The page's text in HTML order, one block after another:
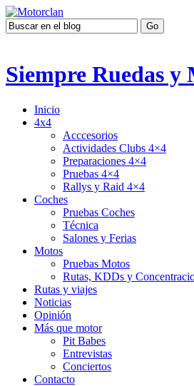
Siempre Ruedas y
Inicio
4x4
Acccesorios
Actividades Clubs 4×4
Preparaciones 4×4
Pruebas 4×4
Rallys y Raid 4×4
Coches
Pruebas Coches
Técnica
Salones y Ferias
Motos
Pruebas Motos
Rutas, KDDs y
Rutas y viajes
Noticias
Opinión
Más que motor
Pit Babes
Entrevistas
Conciertos
Contacto